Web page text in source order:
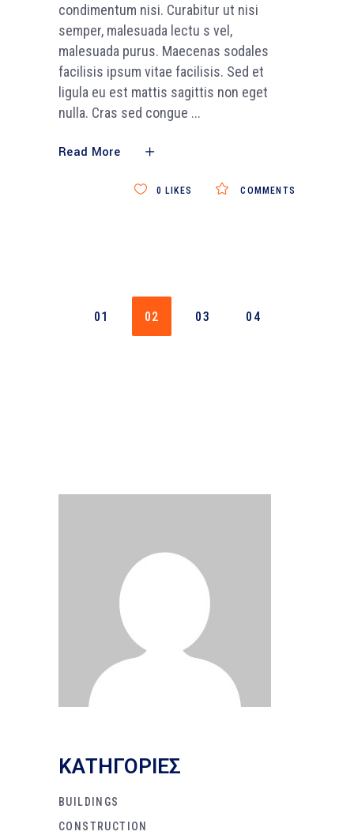
condimentum nisi. Curabitur ut nisi
semper, malesuada lectu s vel,
malesuada purus. Maecenas sodales
facilisis ipsum vitae facilisis. Sed et
ligula eu est mattis sagittis non eget
nulla. Cras sed congue
Read More
COMMENTS
0 LIKES
01 02 03 04
KΑΤΗΓΟΡΙΕΣ
BUILDINGS
CONSTRUCTION